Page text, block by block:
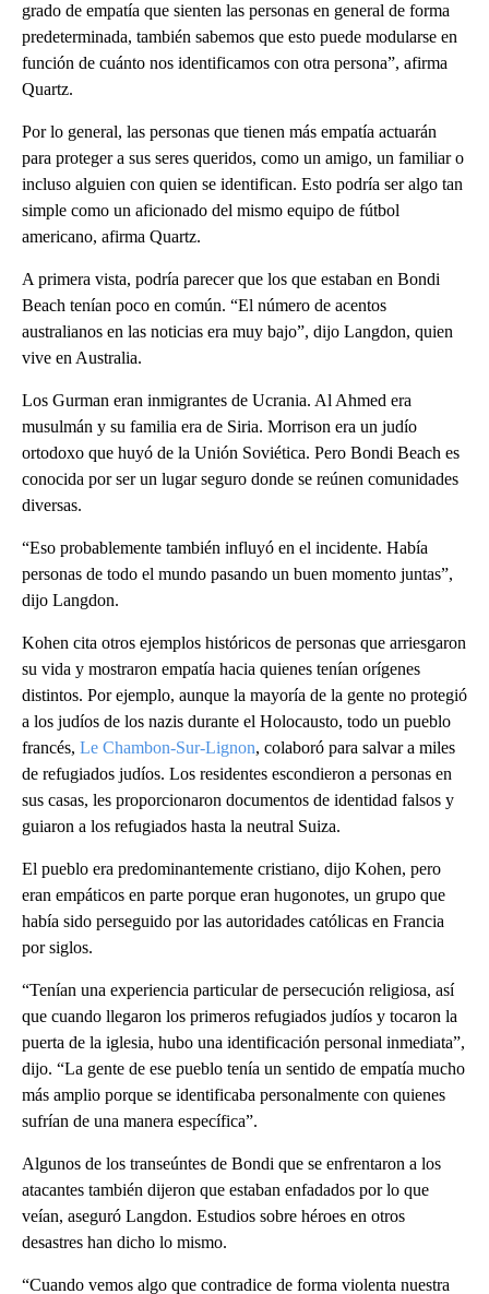
grado de empatía que sienten las personas en general de forma
predeterminada, también sabemos que esto puede modularse en
función de cuánto nos identificamos con otra persona”, afirma
Quartz.
Por lo general, las personas que tienen más empatía actuarán
para proteger a sus seres queridos, como un amigo, un familiar o
incluso alguien con quien se identifican. Esto podría ser algo tan
simple como un aficionado del mismo equipo de fútbol
americano, afirma Quartz.
A primera vista, podría parecer que los que estaban en Bondi
Beach tenían poco en común. “El número de acentos
australianos en las noticias era muy bajo”, dijo Langdon, quien
vive en Australia.
Los Gurman eran inmigrantes de Ucrania. Al Ahmed era
musulmán y su familia era de Siria. Morrison era un judío
ortodoxo que huyó de la Unión Soviética. Pero Bondi Beach es
conocida por ser un lugar seguro donde se reúnen comunidades
diversas.
“Eso probablemente también influyó en el incidente. Había
personas de todo el mundo pasando un buen momento juntas”,
dijo Langdon.
Kohen cita otros ejemplos históricos de personas que arriesgaron
su vida y mostraron empatía hacia quienes tenían orígenes
distintos. Por ejemplo, aunque la mayoría de la gente no protegió
a los judíos de los nazis durante el Holocausto, todo un pueblo
francés, Le Chambon-Sur-Lignon, colaboró para salvar a miles
de refugiados judíos. Los residentes escondieron a personas en
sus casas, les proporcionaron documentos de identidad falsos y
guiaron a los refugiados hasta la neutral Suiza.
El pueblo era predominantemente cristiano, dijo Kohen, pero
eran empáticos en parte porque eran hugonotes, un grupo que
había sido perseguido por las autoridades católicas en Francia
por siglos.
“Tenían una experiencia particular de persecución religiosa, así
que cuando llegaron los primeros refugiados judíos y tocaron la
puerta de la iglesia, hubo una identificación personal inmediata”,
dijo. “La gente de ese pueblo tenía un sentido de empatía mucho
más amplio porque se identificaba personalmente con quienes
sufrían de una manera específica”.
Algunos de los transeúntes de Bondi que se enfrentaron a los
atacantes también dijeron que estaban enfadados por lo que
veían, aseguró Langdon. Estudios sobre héroes en otros
desastres han dicho lo mismo.
“Cuando vemos algo que contradice de forma violenta nuestra